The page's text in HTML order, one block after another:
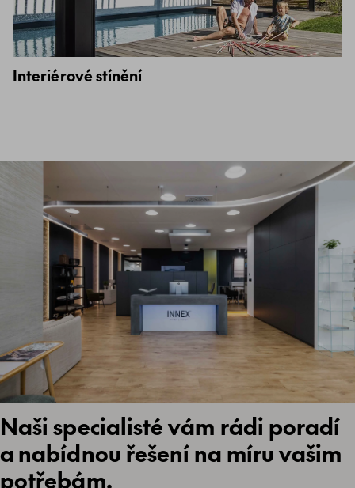
Interiérové stínění
Naši specialisté vám rádi poradí
a nabídnou řešení na míru vašim
potřebám.